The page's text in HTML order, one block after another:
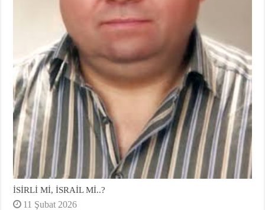
İSİRLİ Mİ, İSRAİL Mİ..?
11 Şubat 2026